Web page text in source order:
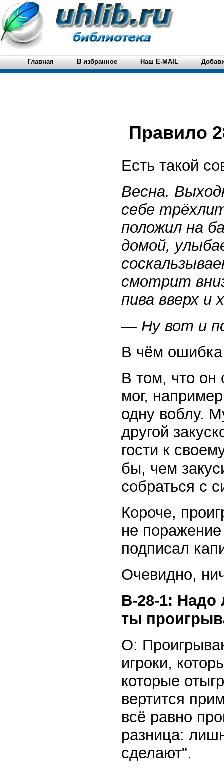
Главная В избранное Наш E-MAIL
Правило
Есть такой
Весна.
себе
положил на
домой,
смотрит
пива вверх и
— Ну вот и
В чём
В том, что он
мог,
одну воблу.
другой
гости к
бы, чем
собраться с
Короче,
не
подписал
Очевидно,
В-28-1: Надо
ты
О:
игроки,
которые
вертится
всё равно
разница:
сделают".